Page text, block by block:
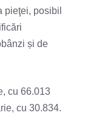
pieţei, posibil
și de
cu 66.013
cu 30.834.